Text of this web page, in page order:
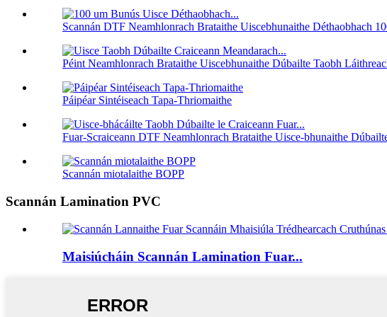
Scannán DTF Neamhlonrach Brataithe Uiscebhunaithe Déthaobhach
Péint Neamhlonrach Brataithe Uiscebhunaithe Dúbailte Taobh
Páipéar Sintéiseach Tapa-Thriomaithe
Fuar-Scraiceann DTF Neamhlonrach Brataithe Uisce-bhunaithe
Scannán miotalaithe BOPP
Scannán Lamination PVC
Maisiúcháin Scannán Lamination Fuar...